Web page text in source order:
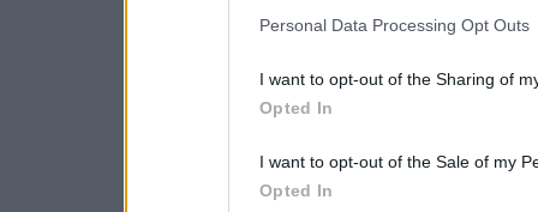
Personal Data Processing Opt Outs
I want to opt-out of the Sharing of
Opted In
I want to opt-out of the Sale of my
Opted In